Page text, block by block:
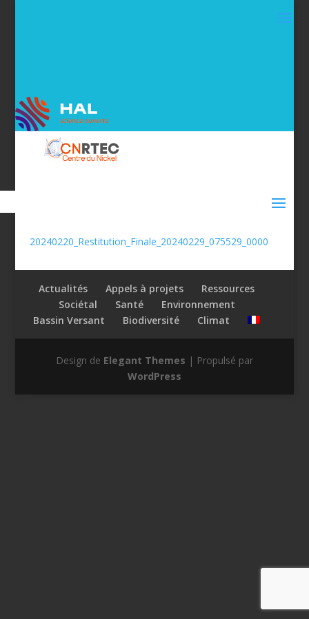
20240220_Restitution_Finale_20240229_075529_0000
Actualités Appels à projets
Ressources
Sociétal
Santé
Environnement
Bassin Versant
Biodiversité Climat
Design de Elegant Themes | Propulsé par
WordPress